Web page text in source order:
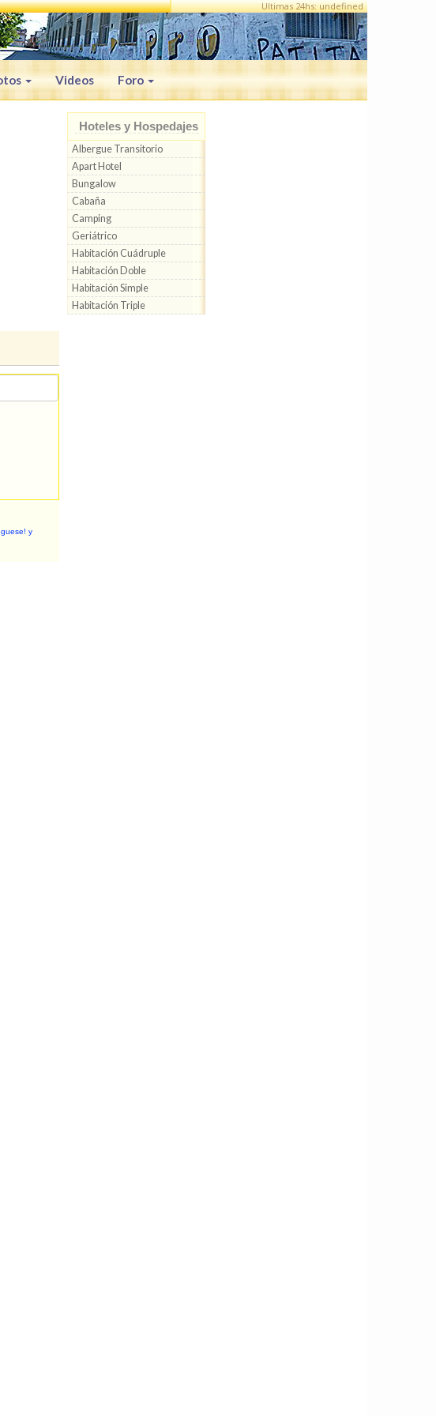
Ultimas 24hs: undefined
Videos Foro
y
Hoteles y Hospedajes
Albergue Transitorio
Apart Hotel
Bungalow
Cabaña
Camping
Geriátrico
Habitación Cuádruple
Habitación Doble
Habitación Simple
Habitación Triple